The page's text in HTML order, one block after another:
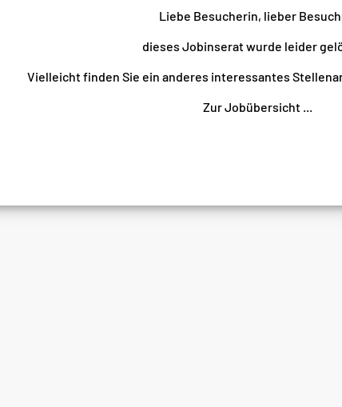
Liebe Besucherin, lieber
dieses Jobinserat wurde leider
Vielleicht finden Sie ein anderes interessantes
Zur Jobübersicht ...